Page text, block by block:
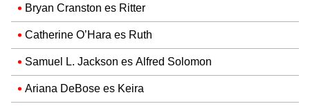
Bryan Cranston es Ritter
Catherine O’Hara es Ruth
Samuel L. Jackson es Alfred Solomon
Ariana DeBose es Keira